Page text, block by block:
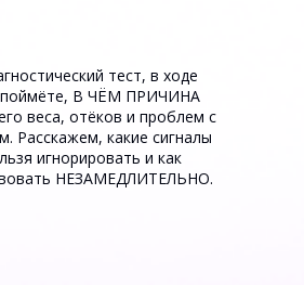
тест, в ходе
поймёте, В ЧЁМ ПРИЧИНА
веса, отёков и проблем с
Расскажем, какие сигналы
игнорировать и как
НЕЗАМЕДЛИТЕЛЬНО.